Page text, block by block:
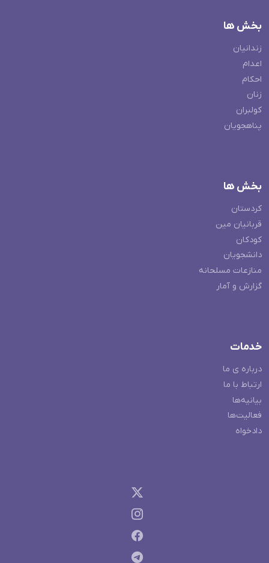
بخش ها
زندانیان
اعدام
احکام
زنان
کولبران
پناهجویان
بخش ها
کردستان
قربانیان مین
کودکان
دانشجویان
منازعات مسلحانه
گزارش و آمار
خدمات
درباره ی ما
ارتباط با ما
بیانیه‌ها
فعالیت‌ها
دادخواه